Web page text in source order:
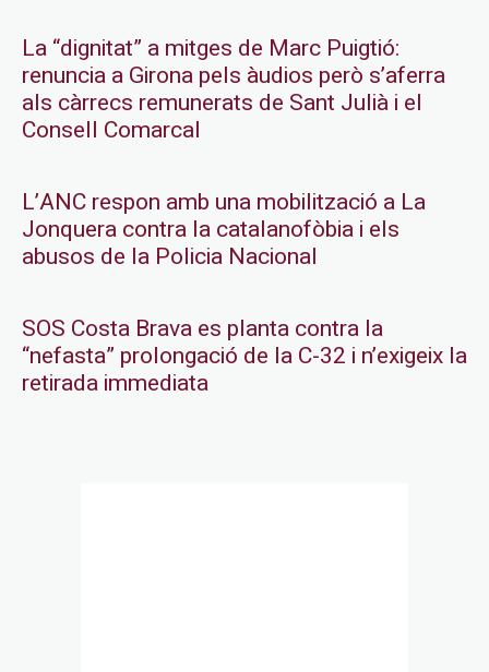
La “dignitat” a mitges de Marc Puigtió:
renuncia a Girona pels àudios però s’aferra
als càrrecs remunerats de Sant Julià i el
Consell Comarcal
L’ANC respon amb una mobilització a La
Jonquera contra la catalanofòbia i els
abusos de la Policia Nacional
SOS Costa Brava es planta contra la
“nefasta” prolongació de la C-32 i n’exigeix la
retirada immediata